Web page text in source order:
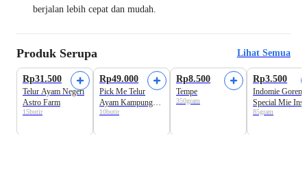
berjalan lebih cepat dan mudah.
Produk Serupa Lihat Semua
Rp31.500
Telur Ayam Negeri
Astro Farm
15butir
Rp49.000
Pick Me Telur
Ayam Kampung
Merah Omega
10butir
Rp8.500
Tempe
350gram
Rp3.500
Indomie Goreng
Special Mie
85gram